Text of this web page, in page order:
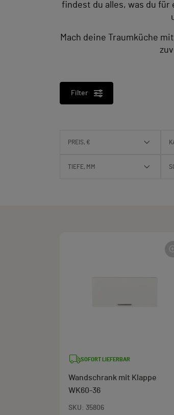
findest du alles, was du
Mach deine Traumküche
Filter
PREIS, €
TIEFE, MM
Wandschrank mit Klappe
WK60-36
SKU: 35806
SOFORT LIEFERBAR